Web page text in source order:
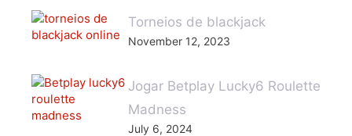
Torneios de blackjack
November 12, 2023
Jogar Betplay Lucky6 Roulette
Madness
July 6, 2024